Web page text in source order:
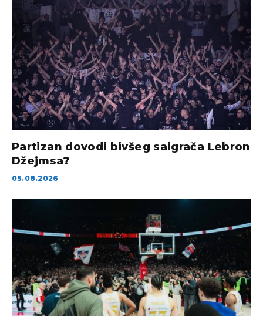
Partizan dovodi bivšeg saigrača Lebron
Džejmsa?
05.08.2026